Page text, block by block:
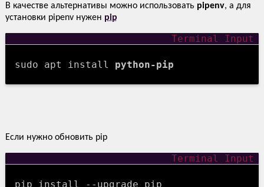
В качестве альтернативы можно использовать pipenv, а для
установки pipenv нужен pip
sudo apt install python-pip
Если нужно обновить pip
pip install --upgrade pip